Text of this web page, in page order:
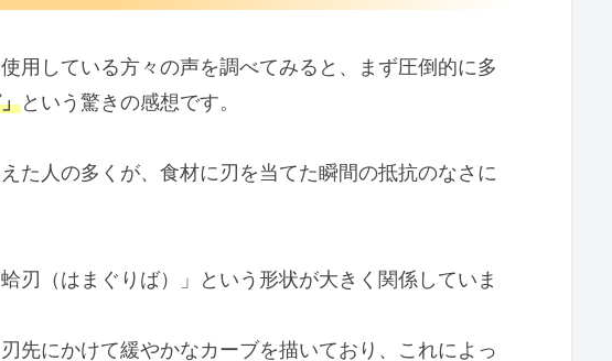
用している方々の声を調べてみると、まず圧倒的に多
という驚きの感想です。
た人の多くが、食材に刃を当てた瞬間の抵抗のなさに
刃（はまぐりば）」という形状が大きく関係していま
先にかけて緩やかなカーブを描いており、これによっ